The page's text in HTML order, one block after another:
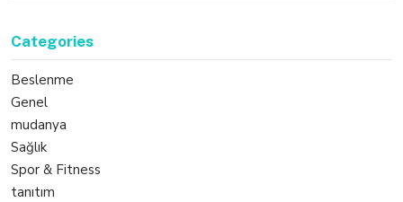
Categories
Beslenme
Genel
mudanya
Sağlık
Spor & Fitness
tanıtım